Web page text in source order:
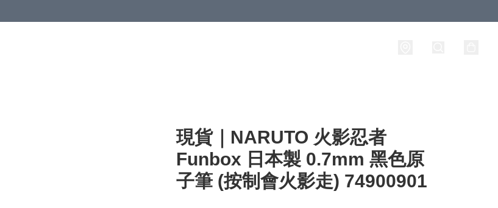
現貨｜NARUTO 火影忍者
Funbox 日本製 0.7mm 黑色原
子筆 (按制會火影走) 74900901